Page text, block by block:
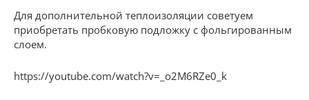
Для дополнительной теплоизоляции советуем
приобретать пробковую подложку с фольгированным
слоем.
https://youtube.com/watch?v=_o2M6RZe0_k